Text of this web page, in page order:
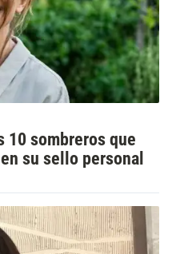
10 sombreros que
su sello personal